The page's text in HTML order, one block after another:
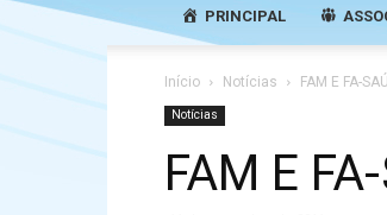
PRINCIPAL
Início Notícias FAM E FA-
Notícias
FAM E